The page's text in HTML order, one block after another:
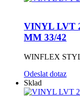
VINYL LVT
MM 33/42
WINFLEX
Odeslat dotaz
Sklad